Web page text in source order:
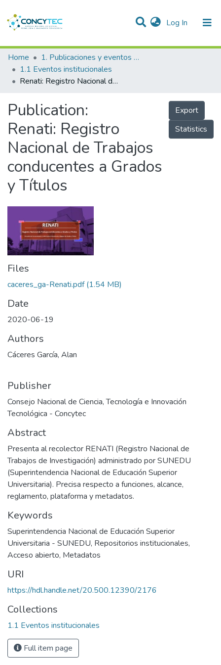
Log In (current)
Communities & Collections
Research Outputs
People
Statistics
Home
1. Publicaciones y eventos institucionales
1.1 Eventos institucionales
Renati: Registro Nacional de Trabajos conducentes a Grados y Títulos
Publication:
Renati: Registro
Nacional de Trabajos
conducentes a Grados
y Títulos
Export
Statistics
Files
caceres_ga-Renati.pdf (1.54 MB)
Date
2020-06-19
Authors
Cáceres García, Alan
Publisher
Consejo Nacional de Ciencia, Tecnología e Innovación
Tecnológica - Concytec
Abstract
Presenta al recolector RENATI (Registro Nacional de
Trabajos de Investigación) administrado por SUNEDU
(Superintendencia Nacional de Educación Superior
Universitaria). Precisa respecto a funciones, alcance,
reglamento, plataforma y metadatos.
Keywords
Superintendencia Nacional de Educación Superior
Universitaria - SUNEDU, Repositorios institucionales,
Acceso abierto, Metadatos
URI
https://hdl.handle.net/20.500.12390/2176
Collections
1.1 Eventos institucionales
Full item page